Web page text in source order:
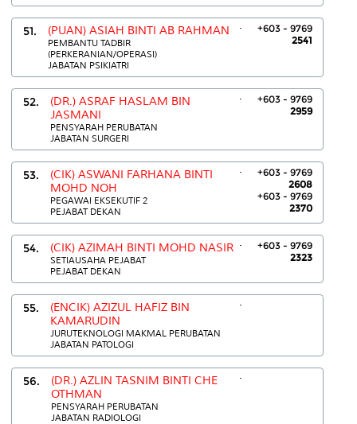
51. (PUAN) ASIAH BINTI AB RAHMAN
PEMBANTU TADBIR
(PERKERANIAN/OPERASI)
JABATAN PSIKIATRI
.
+603 - 9769
2541
52.
(DR.) ASRAF HASLAM BIN
JASMANI
PENSYARAH PERUBATAN
JABATAN SURGERI
.
+603 - 9769
2959
53.
(CIK) ASWANI FARHANA BINTI
MOHD NOH
PEGAWAI EKSEKUTIF 2
PEJABAT DEKAN
.
+603 - 9769
2608
+603 - 9769
2370
54. (CIK) AZIMAH BINTI MOHD NASIR
SETIAUSAHA PEJABAT
PEJABAT DEKAN
.
+603 - 9769
2323
55.
(ENCIK) AZIZUL HAFIZ BIN
KAMARUDIN
JURUTEKNOLOGI MAKMAL PERUBATAN
JABATAN PATOLOGI
.
56.
(DR.) AZLIN TASNIM BINTI CHE
OTHMAN
PENSYARAH PERUBATAN
JABATAN RADIOLOGI
.